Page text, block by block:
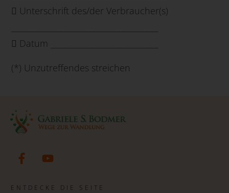
 Unterschrift des/der Verbraucher(s)
 Datum ______________________________
(*) Unzutreffendes streichen
ENTDECKE DIE SEITE